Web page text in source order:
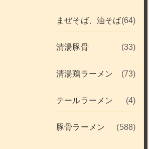
まぜそば、油そば(64)
清湯豚骨 (33)
清湯鶏ラーメン (73)
テールラーメン (4)
豚骨ラーメン (588)